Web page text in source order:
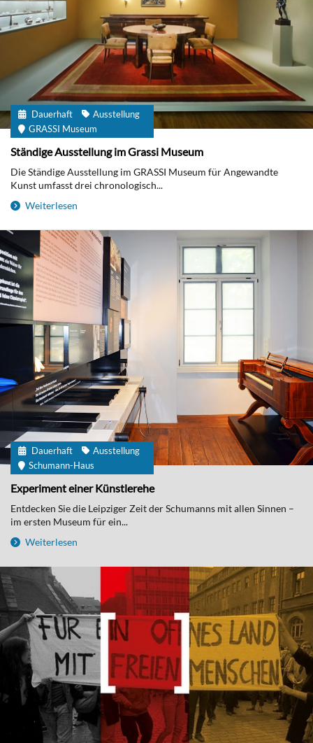
Dauerhaft
Ausstellung
GRASSI Museum
Ständige Ausstellung im Grassi Museum
Die Ständige Ausstellung im GRASSI Museum für Angewandte
Kunst umfasst drei chronologisch...
Weiterlesen
Dauerhaft
Ausstellung
Schumann-Haus
Experiment einer Künstlerehe
Entdecken Sie die Leipziger Zeit der Schumanns mit allen Sinnen –
im ersten Museum für ein...
Weiterlesen